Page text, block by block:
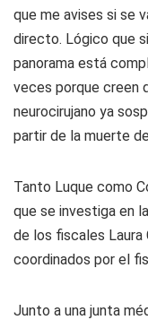
que me avises si se
directo. Lógico que
panorama está
veces porque creen
neurocirujano ya
partir de la muerte
Tanto Luque como
que se investiga en
de los fiscales Laura
coordinados por el
Junto a una junta